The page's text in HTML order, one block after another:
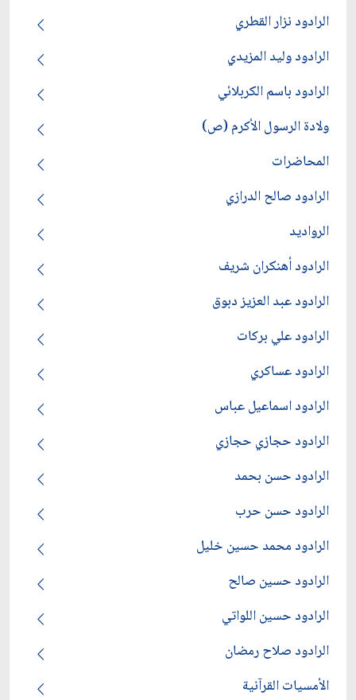
الرادود نزار القطري
الرادود وليد المزيدي
الرادود باسم الكربلائي
ولادة الرسول الأكرم (ص)
المحاضرات
الرادود صالح الدرازي
الرواديد
الرادود أهنكران شريف
الرادود عبد العزيز دبوق
الرادود علي بركات
الرادود عساكري
الرادود اسماعيل عباس
الرادود حجازي حجازي
الرادود حسن بحمد
الرادود حسن حرب
الرادود محمد حسين خليل
الرادود حسين صالح
الرادود حسين اللواتي
الرادود صلاح رمضان
الأمسيات القرآنية